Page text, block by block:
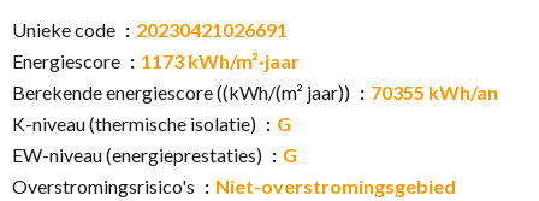
Unieke code
20230421026691
Energiescore
1173 kWh/m²·jaar
Berekende energiescore ((kWh/(m² jaar))
70355 kWh/an
K-niveau (thermische isolatie)
G
EW-niveau (energieprestaties)
G
Overstromingsrisico's
Niet-overstromingsgebied